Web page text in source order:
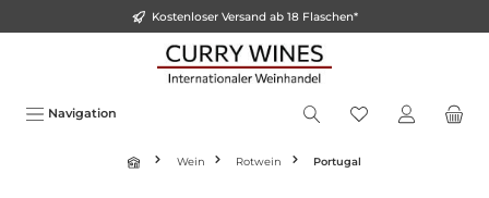
Kostenloser Versand ab 18 Flaschen*
Navigation
Wein Rotwein Portugal